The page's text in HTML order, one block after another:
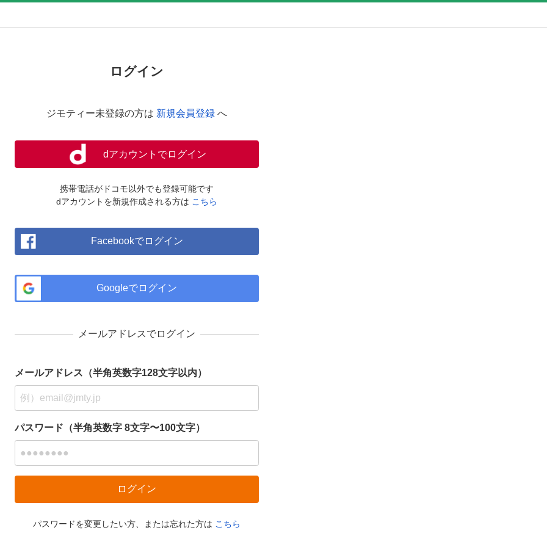
ログイン
ジモティー未登録の方は 新規会員登録 へ
dアカウントでログイン
携帯電話がドコモ以外でも登録可能です
dアカウントを新規作成される方は こちら
Facebookでログイン
Googleでログイン
メールアドレスでログイン
メールアドレス（半角英数字128文字以内）
パスワード（半角英数字 8文字〜100文字）
パスワードを変更したい方、または忘れた方は こちら